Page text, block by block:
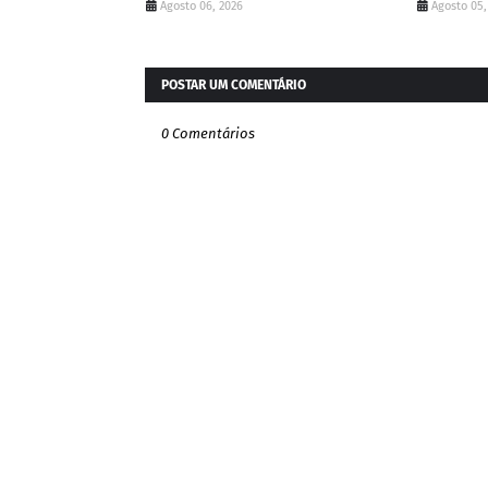
Agosto 06, 2026 Agosto
POSTAR UM COMENTÁRIO
0 Comentários